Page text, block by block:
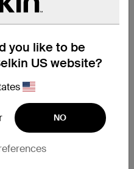
you like to be
US website?
NO
包括一條整合式
升充電速
可在 26 分鐘內將
充電至 50%
讓您的裝置保持電力充